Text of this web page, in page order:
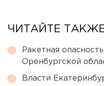
ЧИТАЙТЕ
Ракетная
Оренбургской
Власти